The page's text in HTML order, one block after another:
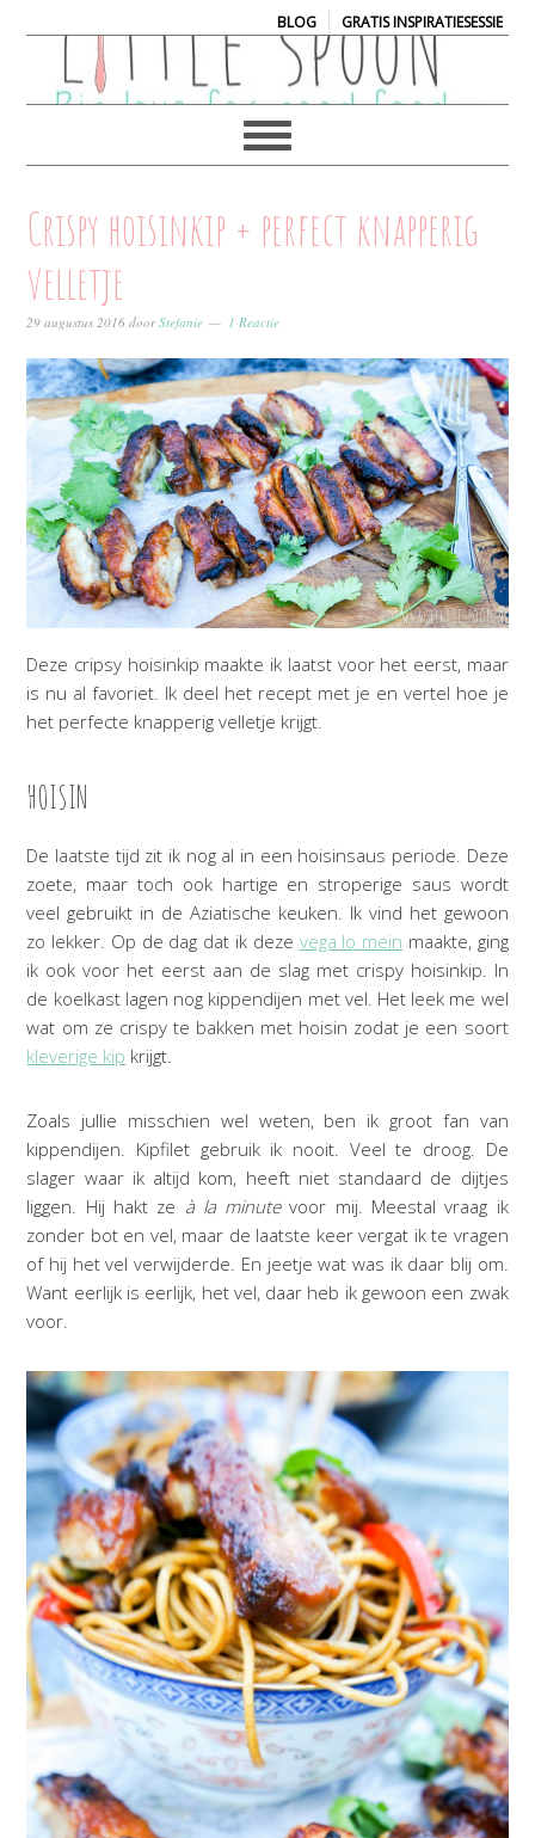
BLOG| GRATIS INSPIRATIESESSIE
Crispy hoisinkip + perfect knapperig
velletje
29 augustus 2016 doorStefanie 1 Reactie
Deze cripsy hoisinkip maakte ik laatst voor het eerst, maar
is nu al favoriet. Ik deel het recept met je en vertel hoe je
het perfecte knapperig velletje krijgt.
HOISIN
De laatste tijd zit ik nog al in een hoisinsaus periode. Deze
zoete, maar toch ook hartige en stroperige saus wordt
veel gebruikt in de Aziatische keuken. Ik vind het gewoon
zo lekker. Op de dag dat ik deze vega lo mein maakte, ging
ik ook voor het eerst aan de slag met crispy hoisinkip. In
de koelkast lagen nog kippendijen met vel. Het leek me wel
wat om ze crispy te bakken met hoisin zodat je een soort
kleverige kip krijgt.
Zoals jullie misschien wel weten, ben ik groot fan van
kippendijen. Kipfilet gebruik ik nooit. Veel te droog. De
slager waar ik altijd kom, heeft niet standaard de dijtjes
liggen. Hij hakt ze à la minutevoor mij. Meestal vraag ik
zonder bot en vel, maar de laatste keer vergat ik te vragen
of hij het vel verwijderde. En jeetje wat was ik daar blij om.
Want eerlijk is eerlijk, het vel, daar heb ik gewoon een zwak
voor.